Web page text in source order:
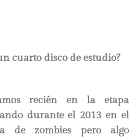
cuarto disco de estudio?
recién en la etapa
durante el 2013 en el
de zombies pero algo